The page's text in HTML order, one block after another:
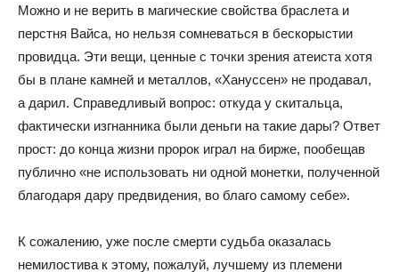
Можно и не верить в магические свойства браслета и
перстня Вайса, но нельзя сомневаться в бескорыстии
провидца. Эти вещи, ценные с точки зрения атеиста хотя
бы в плане камней и металлов, «Хануссен» не продавал,
а дарил. Справедливый вопрос: откуда у скитальца,
фактически изгнанника были деньги на такие дары? Ответ
прост: до конца жизни пророк играл на бирже, пообещав
публично «не использовать ни одной монетки, полученной
благодаря дару предвидения, во благо самому себе».
К сожалению, уже после смерти судьба оказалась
немилостива к этому, пожалуй, лучшему из племени